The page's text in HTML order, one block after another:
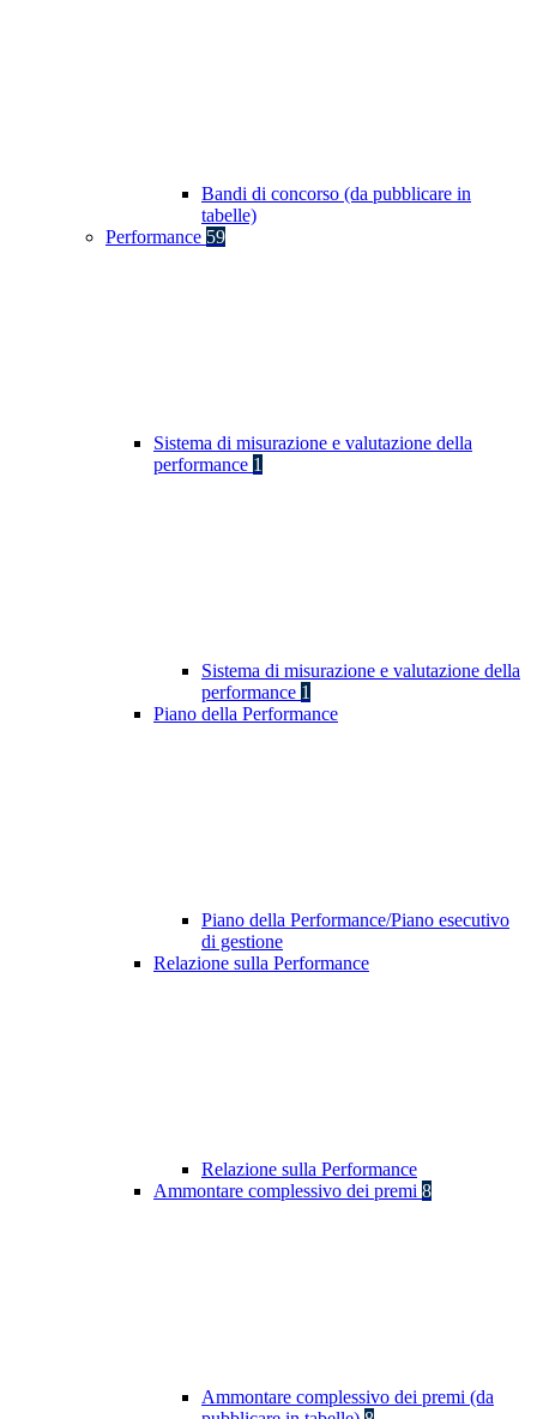
Bandi di concorso (da pubblicare in
tabelle)
Performance 59
Sistema di misurazione e valutazione della
performance 1
Sistema di misurazione e valutazione della
performance 1
Piano della Performance
Piano della Performance/Piano esecutivo
di gestione
Relazione sulla Performance
Relazione sulla Performance
Ammontare complessivo dei premi 8
Ammontare complessivo dei premi (da